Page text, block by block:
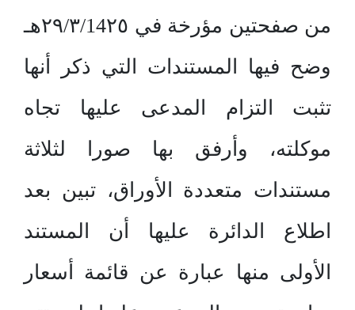
من صفحتين مؤرخة في ٢٩/٣/14٢٥هـ
وضح فيها المستندات التي ذكر أنها
تثبت التزام المدعى عليها تجاه
موكلته، وأرفق بها صورا لثلاثة
مستندات متعددة الأوراق، تبين بعد
اطلاع الدائرة عليها أن المستند
الأولى منها عبارة عن قائمة أسعار